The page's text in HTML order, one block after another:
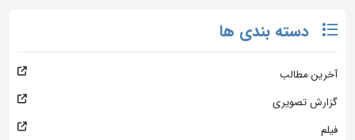
دسته بندی ها
آخرین مطالب
گزارش تصویری
فیلم